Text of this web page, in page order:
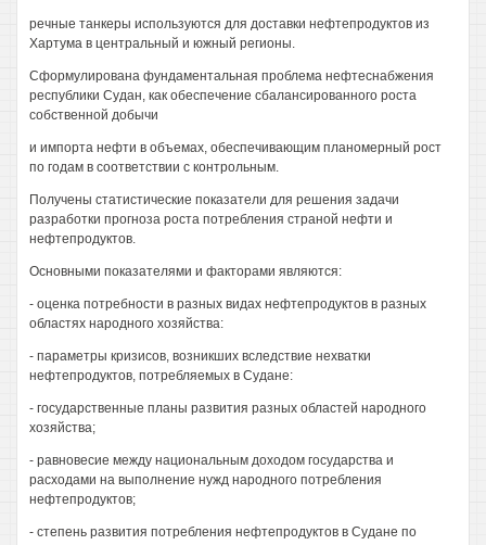
речные танкеры используются для доставки нефтепродуктов из
Хартума в центральный и южный регионы.
Сформулирована фундаментальная проблема нефтеснабжения
республики Судан, как обеспечение сбалансированного роста
собственной добычи
и импорта нефти в объемах, обеспечивающим планомерный рост
по годам в соответствии с контрольным.
Получены статистические показатели для решения задачи
разработки прогноза роста потребления страной нефти и
нефтепродуктов.
Основными показателями и факторами являются:
- оценка потребности в разных видах нефтепродуктов в разных
областях народного хозяйства:
- параметры кризисов, возникших вследствие нехватки
нефтепродуктов, потребляемых в Судане:
- государственные планы развития разных областей народного
хозяйства;
- равновесие между национальным доходом государства и
расходами на выполнение нужд народного потребления
нефтепродуктов;
- степень развития потребления нефтепродуктов в Судане по